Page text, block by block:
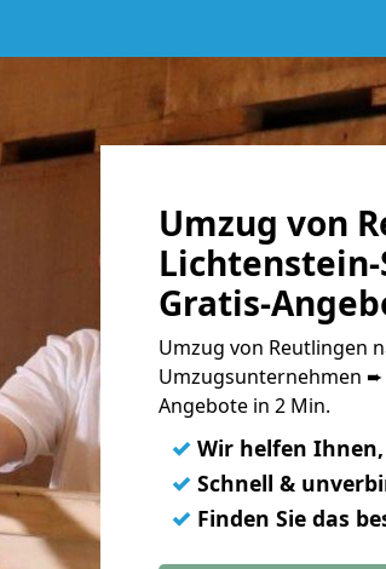
Umzug von
Lichtenstein-
Gratis-
Umzug von Reutlingen
Umzugsunternehmen ➨
Angebote in 2 Min.
✓ Wir helfen
✓ Schnell &
✓ Finden Sie das